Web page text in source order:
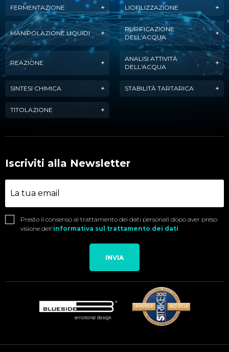
FERMENTAZIONE LIOFILIZZAZIONE
MANIPOLAZIONE LIQUIDI
PURIFICAZIONE
DELL'ACQUA
REAZIONE
ANALISI ATTIVITÀ
DELL'ACQUA
SINTESI CHIMICA STABILITÀ TARTARICA
TITOLAZIONE
Iscriviti alla Newsletter
Presto il consenso al trattamento dei dati personali dopo aver preso
visione dell'informativa sul trattamento dei dati
INVIA